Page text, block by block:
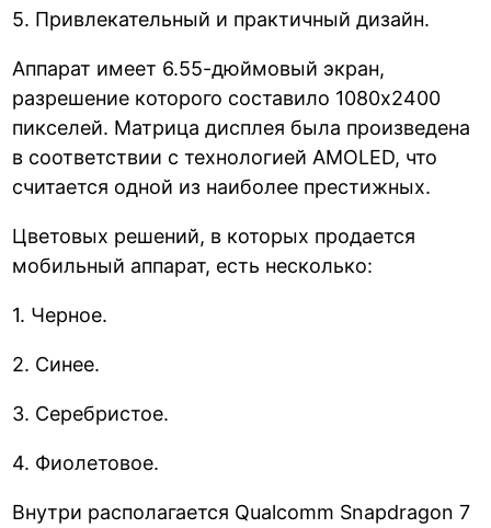
5. Привлекательный и практичный дизайн.
Аппарат имеет 6.55-дюймовый экран,
разрешение которого составило 1080х2400
пикселей. Матрица дисплея была произведена
в соответствии с технологией AMOLED, что
считается одной из наиболее престижных.
Цветовых решений, в которых продается
мобильный аппарат, есть несколько:
1. Черное.
2. Синее.
3. Серебристое.
4. Фиолетовое.
Внутри располагается Qualcomm Snapdragon 7